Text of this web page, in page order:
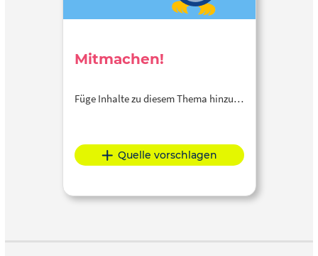
Mitmachen!
Füge Inhalte zu diesem Thema hinzu…
Quelle vorschlagen